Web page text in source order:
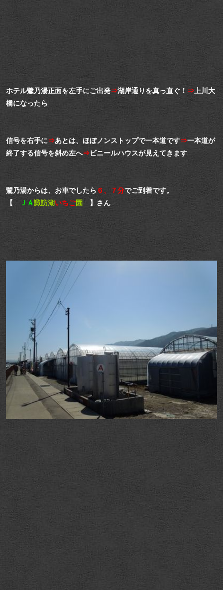
ホテル鷺乃湯正面を左手にご出発⇒湖岸通りを真っ直ぐ！ ⇒ 上川大
橋になったら
信号を右手に⇒あとは、ほぼノンストップで一本道です⇒一本道が
終了する信号を斜め左へ⇒ビニールハウスが見えてきます
鷺乃湯からは、お車でしたら ６、７分でご到着です。
【
ＪＡ諏訪湖いちご園 】さん